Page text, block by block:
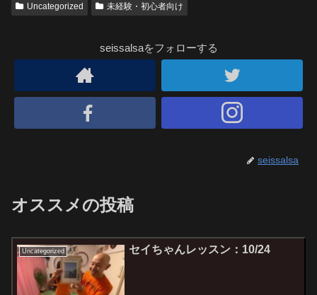
Uncategorized 未経験・初心者向け
seissalsaをフォローする
seissalsa
オススメの投稿
Uncategorized セイちゃんレッスン：10/24